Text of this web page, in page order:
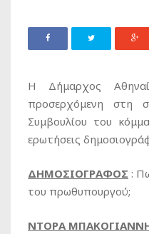
Η Δήμαρχος
προσερχόμενη στη
Συμβουλίου του
ερωτήσεις
ΔΗΜΟΣΙΟΓΡΑΦΟΣ :
του πρωθυπουργού;
ΝΤΟΡΑ